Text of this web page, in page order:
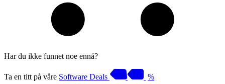
Har du ikke funnet noe ennå?
Ta en titt på våre Software Deals %